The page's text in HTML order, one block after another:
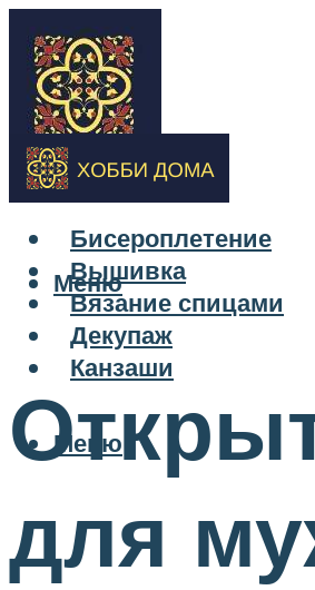
Бисероплетение
Вышивка
Вязание спицами
Декупаж
Канзаши
Меню
Меню
для